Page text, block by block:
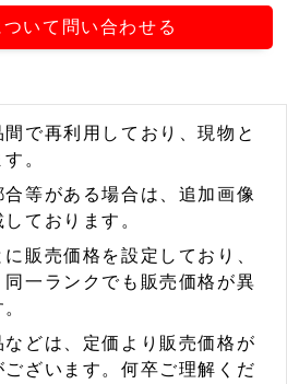
いて問い合わせる
間で再利用しており、現物と
。
合等がある場合は、追加画像
ております。
販売価格を設定しており、
一ランクでも販売価格が異
などは、定価より販売価格が
ざいます。何卒ご理解くだ